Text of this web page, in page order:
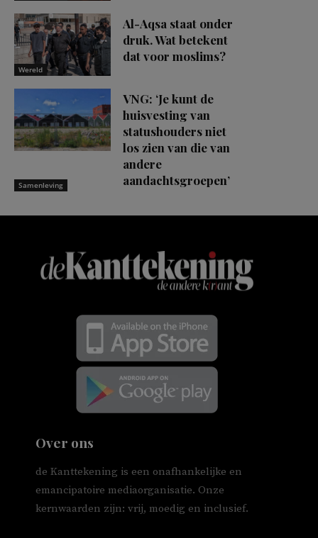
Wereld
Al-Aqsa staat onder
druk. Wat betekent
dat voor moslims?
Samenleving
VNG: ‘Je kunt de
huisvesting van
statushouders niet
los zien van die van
andere
aandachtsgroepen’
Over ons
de Kanttekening is een onafhankelijke en
emancipatoire mediaorganisatie. Onze
kernwaarden zijn: vrij, moedig en inclusief.